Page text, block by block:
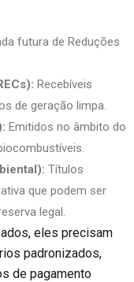
futura de Reduções
Recebíveis
de geração limpa.
Emitidos no âmbito do
Títulos
que podem ser
legal.
eles precisam
padronizados,
de pagamento